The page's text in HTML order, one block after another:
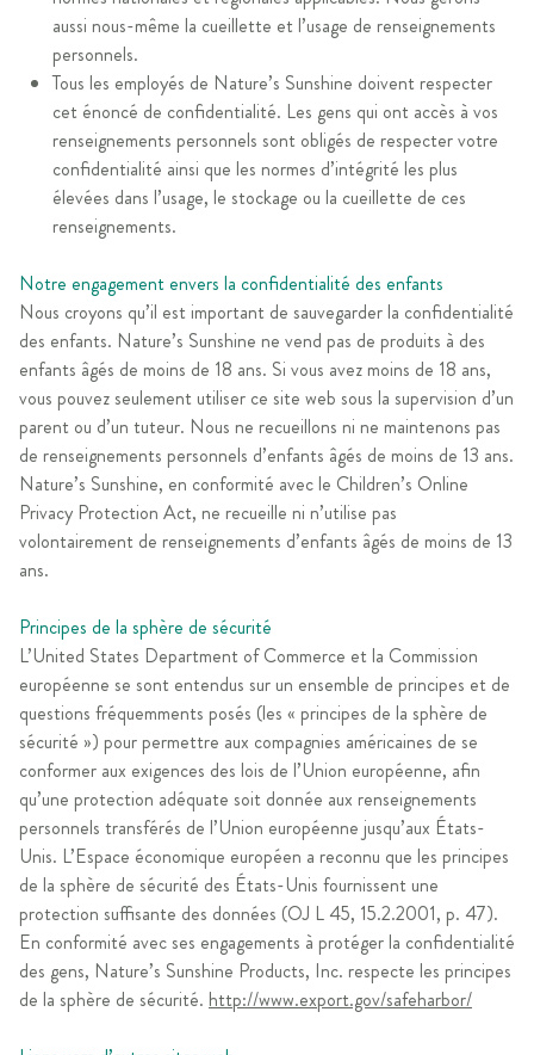
aussi nous-même la cueillette et l’usage de renseignements
personnels.
Tous les employés de Nature’s Sunshine doivent respecter
cet énoncé de confidentialité. Les gens qui ont accès à vos
renseignements personnels sont obligés de respecter votre
confidentialité ainsi que les normes d’intégrité les plus
élevées dans l’usage, le stockage ou la cueillette de ces
renseignements.
Notre engagement envers la confidentialité des enfants
Nous croyons qu’il est important de sauvegarder la confidentialité
des enfants. Nature’s Sunshine ne vend pas de produits à des
enfants âgés de moins de 18 ans. Si vous avez moins de 18 ans,
vous pouvez seulement utiliser ce site web sous la supervision d’un
parent ou d’un tuteur. Nous ne recueillons ni ne maintenons pas
de renseignements personnels d’enfants âgés de moins de 13 ans.
Nature’s Sunshine, en conformité avec le Children’s Online
Privacy Protection Act, ne recueille ni n’utilise pas
volontairement de renseignements d’enfants âgés de moins de 13
ans.
Principes de la sphère de sécurité
L’United States Department of Commerce et la Commission
européenne se sont entendus sur un ensemble de principes et de
questions fréquemments posés (les « principes de la sphère de
sécurité ») pour permettre aux compagnies américaines de se
conformer aux exigences des lois de l’Union européenne, afin
qu’une protection adéquate soit donnée aux renseignements
personnels transférés de l’Union européenne jusqu’aux États-
Unis. L’Espace économique européen a reconnu que les principes
de la sphère de sécurité des États-Unis fournissent une
protection suffisante des données (OJ L 45, 15.2.2001, p. 47).
En conformité avec ses engagements à protéger la confidentialité
des gens, Nature’s Sunshine Products, Inc. respecte les principes
de la sphère de sécurité. http://www.export.gov/safeharbor/